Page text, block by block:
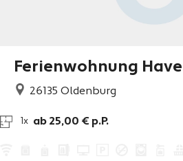
Ferienwohnung
26135 Oldenburg
1x ab 25,00 € p.P.